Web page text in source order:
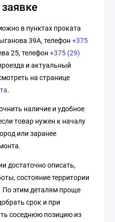
в пунктах проката
39А, телефон +375
25, телефон +375 (29)
и актуальный
на странице
.
наличие и удобное
товар нужен к началу
или заранее
достаточно описать,
состояние территории
этим деталям проще
срок и при
соседнюю позицию из